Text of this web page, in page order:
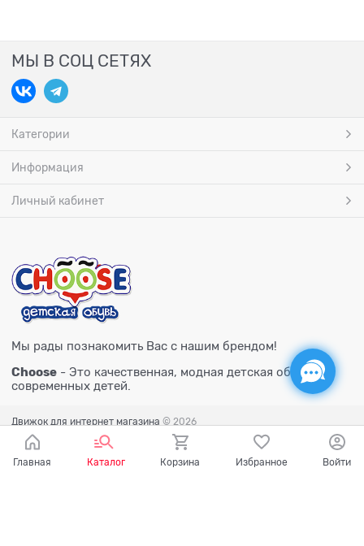
МЫ В СОЦ СЕТЯХ
Категории
Информация
Личный кабинет
Мы рады познакомить Вас с нашим брендом!
Choose - Это качественная, модная детская обувь для
современных детей.
Движок для интернет магазина © 2026
Главная Каталог Корзина Избранное Войти